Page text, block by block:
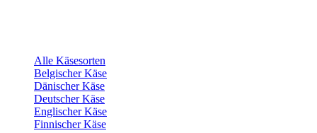
Alle Käsesorten
Belgischer Käse
Dänischer Käse
Deutscher Käse
Englischer Käse
Finnischer Käse